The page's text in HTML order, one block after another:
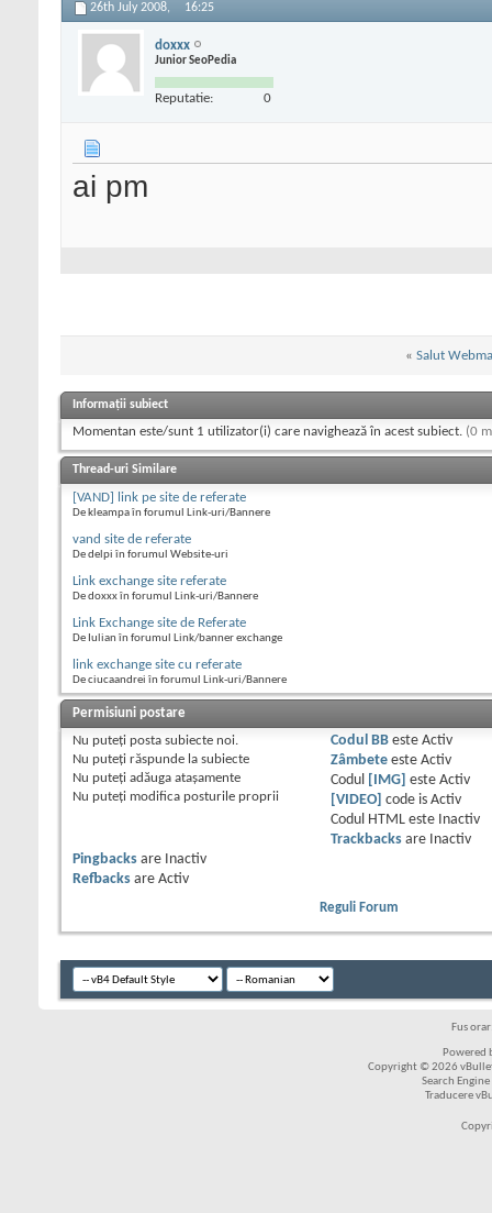
26th July 2008, 16:25
doxxx
Junior SeoPedia
Reputatie: 0
ai pm
« Salut
Informații subiect
Momentan este/sunt 1 utilizator(i) care navighează în acest subiect. (0
Thread-uri Similare
[VAND] link pe site de referate
De kleampa în forumul Link-uri/Bannere
vand site de referate
De delpi în forumul Website-uri
Link exchange site referate
De doxxx în forumul Link-uri/Bannere
Link Exchange site de Referate
De Iulian în forumul Link/banner exchange
link exchange site cu referate
De ciucaandrei în forumul Link-uri/Bannere
Permisiuni postare
Nu puteţi posta subiecte noi.
Nu puteţi răspunde la subiecte
Nu puteţi adăuga ataşamente
Nu puteţi modifica posturile proprii
Codul BBeste Activ
Zâmbeteeste Activ
Codul
[IMG] este Activ
[VIDEO]
code is Activ
Codul HTML este
Inactiv
Trackbacksare
Inactiv
Pingbacks are
Inactiv
Refbacks are Activ
Reguli Forum
Fus
Powered
Copyright © 2026
Search
Traducere